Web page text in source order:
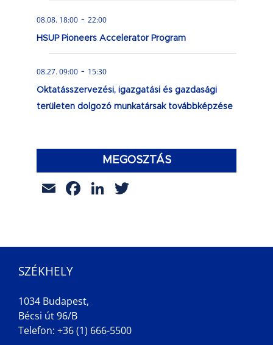
08.08. 18:00 - 22:00
HSUP Pioneers Accelerator Program
08.27. 09:00 - 15:30
Oktatásszervezési, igazgatási és gazdasági
területen dolgozó munkatársak továbbképzése
MEGOSZTÁS
EmailFacebook
LinkedIn
SZÉKHELY
1034 Budapest,
Bécsi út 96/B
Telefon: +36 (1) 666-5500